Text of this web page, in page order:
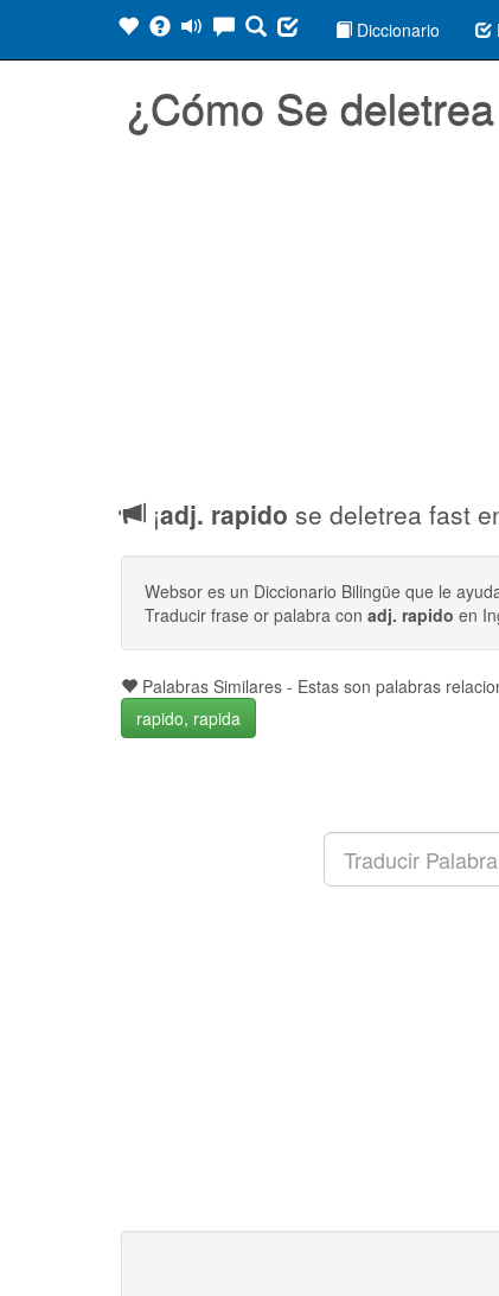
Diccionario
¿Cómo Se
¡adj. rapido se deletrea fast
Websor es un Diccionario Bilingüe que le
Traducir frase or palabra con adj. rapido en
Palabras Similares - Estas son palabras
rapido, rapida